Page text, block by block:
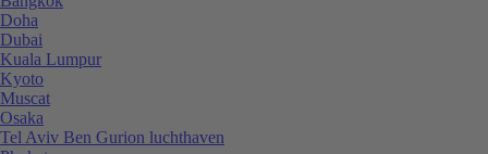
Doha
Dubai
Kuala Lumpur
Kyoto
Muscat
Osaka
Tel Aviv Ben Gurion luchthaven